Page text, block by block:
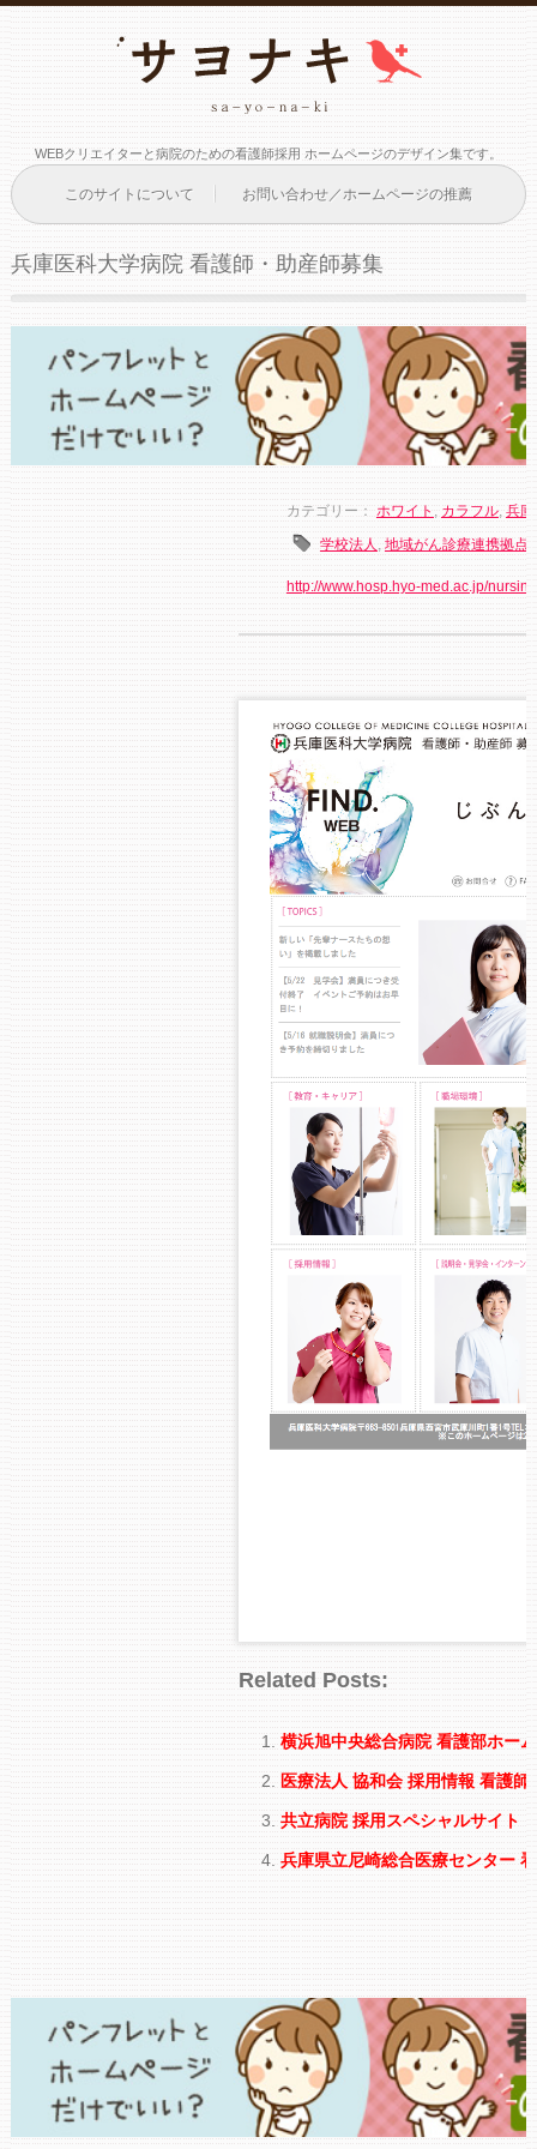
WEBクリエイターと病院のための看護師採用 ホームページのデザイン集です。
このサイトについて お問い合わせ／ホームページの推薦
兵庫医科大学病院 看護師・助産師募集
カテゴリー： ホワイト , カラフル, 兵
学校法人 , 地域がん診療連携拠点
http://www.hosp.hyo-med.ac.jp/
Related Posts:
横浜旭中央総合病院 看護部ホー
医療法人 協和会 採用情報 看護師
共立病院 採用スペシャルサイト
兵庫県立尼崎総合医療センター